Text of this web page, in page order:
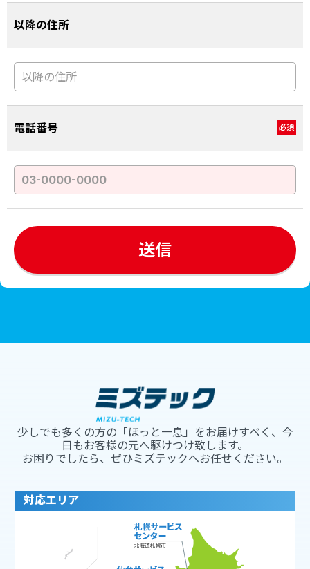
以降の住所
電話番号 必須
少しでも多くの方の「ほっと一息」をお届けすべく、今
日もお客様の元へ駆けつけ致します。
お困りでしたら、ぜひミズテックへお任せください。
対応エリア